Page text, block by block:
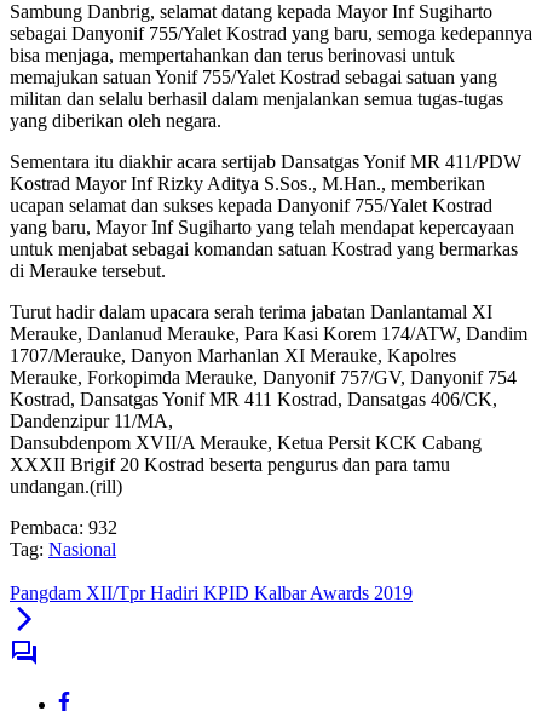
Sambung Danbrig, selamat datang kepada Mayor Inf Sugiharto
sebagai Danyonif 755/Yalet Kostrad yang baru, semoga kedepannya
bisa menjaga, mempertahankan dan terus berinovasi untuk
memajukan satuan Yonif 755/Yalet Kostrad sebagai satuan yang
militan dan selalu berhasil dalam menjalankan semua tugas-tugas
yang diberikan oleh negara.
Sementara itu diakhir acara sertijab Dansatgas Yonif MR 411/PDW
Kostrad Mayor Inf Rizky Aditya S.Sos., M.Han., memberikan
ucapan selamat dan sukses kepada Danyonif 755/Yalet Kostrad
yang baru, Mayor Inf Sugiharto yang telah mendapat kepercayaan
untuk menjabat sebagai komandan satuan Kostrad yang bermarkas
di Merauke tersebut.
Turut hadir dalam upacara serah terima jabatan Danlantamal XI
Merauke, Danlanud Merauke, Para Kasi Korem 174/ATW, Dandim
1707/Merauke, Danyon Marhanlan XI Merauke, Kapolres
Merauke, Forkopimda Merauke, Danyonif 757/GV, Danyonif 754
Kostrad, Dansatgas Yonif MR 411 Kostrad, Dansatgas 406/CK,
Dandenzipur 11/MA,
Dansubdenpom XVII/A Merauke, Ketua Persit KCK Cabang
XXXII Brigif 20 Kostrad beserta pengurus dan para tamu
undangan.(rill)
Pembaca: 932
Tag: Nasional
Pangdam XII/Tpr Hadiri KPID Kalbar Awards 2019